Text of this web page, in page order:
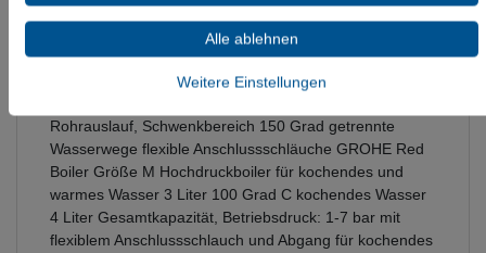
Red Duo Einhand-Spültischbatterie, Einlochmontage C-
Auslauf GROHE ChildLock Drucktasten für kochendes
Wasser TÜV zertifizierte elektronische Sicherung gegen
versehentliches Aktivieren GROHE StarLight Oberfläche
Rohrauslauf, Schwenkbereich 150 Grad getrennte
Wasserwege flexible Anschlussschläuche GROHE Red
Boiler Größe M Hochdruckboiler für kochendes und
warmes Wasser 3 Liter 100 Grad C kochendes Wasser
4 Liter Gesamtkapazität, Betriebsdruck: 1-7 bar mit
flexiblem Anschlussschlauch und Abgang für kochendes
Alle ablehnen
Weitere Einstellungen